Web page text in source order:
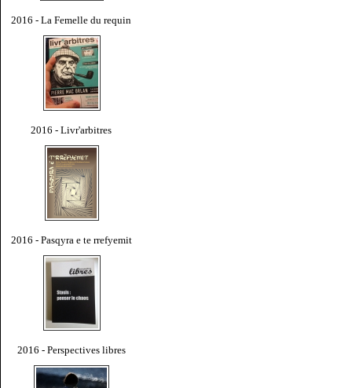
2016 - La Femelle du requin
2016 - Livr'arbitres
2016 - Pasqyra e te rrefyemit
2016 - Perspectives libres